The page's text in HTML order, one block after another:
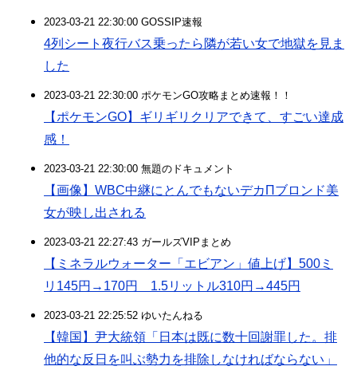
2023-03-21 22:30:00 GOSSIP速報
4列シート夜行バス乗ったら隣が若い女で地獄を見ま
した
2023-03-21 22:30:00 ポケモンGO攻略まとめ速報！！
【ポケモンGO】ギリギリクリアできて、すごい達成
感！
2023-03-21 22:30:00 無題のドキュメント
【画像】WBC中継にとんでもないデカΠブロンド美
女が映し出される
2023-03-21 22:27:43 ガールズVIPまとめ
【ミネラルウォーター「エビアン」値上げ】500ミ
リ145円→170円 1.5リットル310円→445円
2023-03-21 22:25:52 ゆいたんねる
【韓国】尹大統領「日本は既に数十回謝罪した。排
他的な反日を叫ぶ勢力を排除しなければならない」